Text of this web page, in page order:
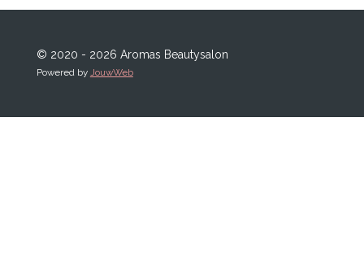
© 2020 - 2026 Aromas Beautysalon
Powered by JouwWeb